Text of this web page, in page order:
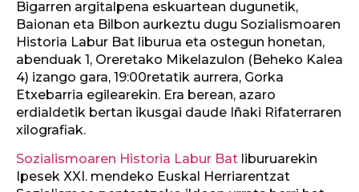
Bigarren argitalpena eskuartean dugunetik,
Baionan eta Bilbon aurkeztu dugu Sozialismoaren
Historia Labur Bat liburua eta ostegun honetan,
abenduak 1, Oreretako Mikelazulon (Beheko Kalea
4) izango gara, 19:00retatik aurrera, Gorka
Etxebarria egilearekin. Era berean, azaro
erdialdetik bertan ikusgai daude Iñaki Rifaterraren
xilografiak.
Sozialismoaren Historia Labur Bat liburuarekin
Ipesek XXI. mendeko Euskal Herriarentzat